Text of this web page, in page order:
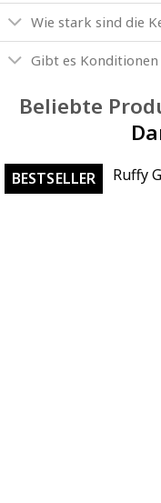
Wie stark sind die
Gibt es
Beliebte
Ruffy
BESTSELLER